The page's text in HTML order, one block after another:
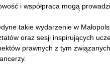
i współpraca mogą
takie wydarzenie w
oraz sesji inspirujących
prawnych z tym